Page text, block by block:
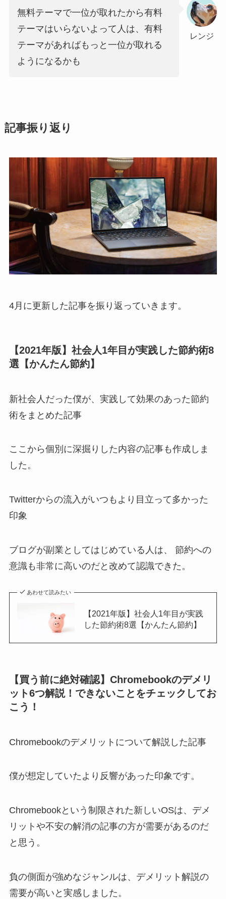
レンジ
無料テーマで一位が取れたから有料
テーマはいらないよって人は、有料
テーマがあればもっと一位が取れる
ようになるかも
記事振り返り
4月に更新した記事を振り返っていきます。
【2021年版】社会人1年目が実践した節約術8
選【かんたん節約】
新社会人だった僕が、実践して効果のあった節約
術をまとめた記事
ここから個別に深掘りした内容の記事も作成しま
した。
Twitterからの流入がいつもより目立って多かった
印象
ブログが副業としてはじめている人は、 節約への
意識も非常に高いのだと改めて認識できた。
あわせて読みたい
【2021年版】社会人1年目が実践
した節約術8選【かんたん節約】
【買う前に絶対確認】Chromebookのデメリ
ット6つ解説！できないことをチェックしてお
こう！
Chromebookのデメリットについて解説した記事
僕が想定していたより反響があった印象です。
Chromebookという制限された新しいOSは、デメ
リットや不安の解消の記事の方が需要があるのだ
と思う。
負の側面が強めなジャンルは、デメリット解説の
需要が高いと実感しました。